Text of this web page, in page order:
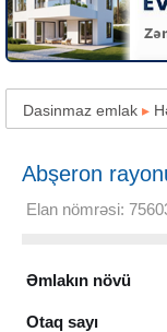
Dasinmaz emlak ▸
Abşeron
100 m²
Elan nömrəsi:
Əmlakın növü
Otaq sayı